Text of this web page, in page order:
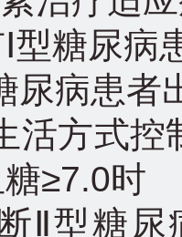
糖尿病
患者
方式控制
≥7.0时
糖尿